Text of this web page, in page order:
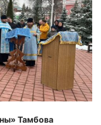
Тамбова